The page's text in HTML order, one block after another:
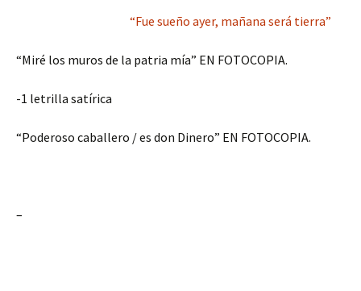
“Fue sueño ayer, mañana será tierra”
“Miré los muros de la patria mía” EN FOTOCOPIA.
-1 letrilla satírica
“Poderoso caballero / es don Dinero” EN FOTOCOPIA.
–